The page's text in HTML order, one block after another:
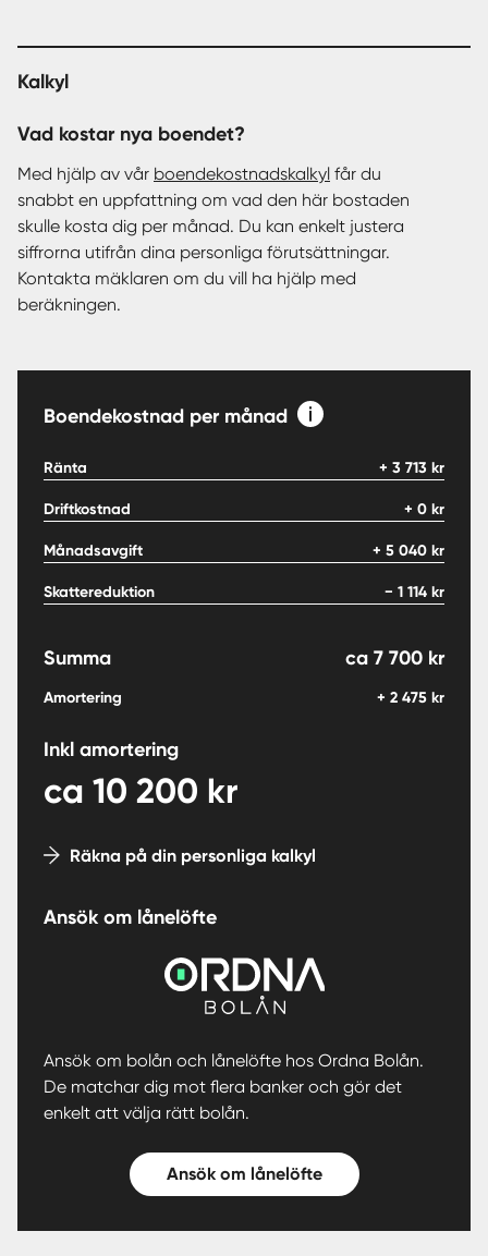
Kalkyl
Vad kostar nya boendet?
Med hjälp av vår boendekostnadskalkyl får du
snabbt en uppfattning om vad den här bostaden
skulle kosta dig per månad. Du kan enkelt justera
siffrorna utifrån dina personliga förutsättningar.
Kontakta mäklaren om du vill ha hjälp med
beräkningen.
Boendekostnad per månad
Ränta + 3 713 kr
Driftkostnad + 0 kr
Månadsavgift + 5 040 kr
Skattereduktion − 1 114 kr
Summa ca 7 700 kr
Amortering + 2 475 kr
Inkl amortering
ca 10 200 kr
Räkna på din personliga kalkyl
Ansök om lånelöfte
Ansök om bolån och lånelöfte hos Ordna Bolån.
De matchar dig mot flera banker och gör det
enkelt att välja rätt bolån.
Ansök om lånelöfte